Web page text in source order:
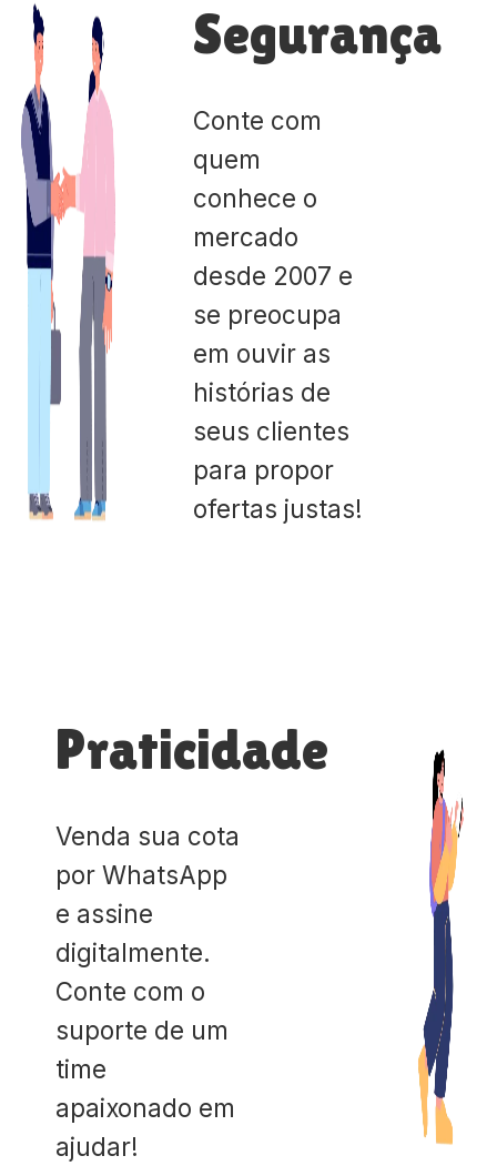
Segurança
Conte com
quem
conhece o
mercado
desde 2007 e
se preocupa
em ouvir as
histórias de
seus clientes
para propor
ofertas justas!
Praticidade
Venda sua cota
por WhatsApp
e assine
digitalmente.
Conte com o
suporte de um
time
apaixonado em
ajudar!